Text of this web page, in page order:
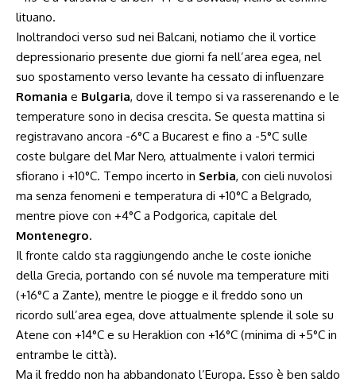
lituano.
Inoltrandoci verso sud nei Balcani, notiamo che il vortice
depressionario presente due giorni fa nell’area egea, nel
suo spostamento verso levante ha cessato di influenzare
Romania e Bulgaria, dove il tempo si va rasserenando e le
temperature sono in decisa crescita. Se questa mattina si
registravano ancora -6°C a Bucarest e fino a -5°C sulle
coste bulgare del Mar Nero, attualmente i valori termici
sfiorano i +10°C. Tempo incerto in Serbia, con cieli nuvolosi
ma senza fenomeni e temperatura di +10°C a Belgrado,
mentre piove con +4°C a Podgorica, capitale del
Montenegro.
Il fronte caldo sta raggiungendo anche le coste ioniche
della Grecia, portando con sé nuvole ma temperature miti
(+16°C a Zante), mentre le piogge e il freddo sono un
ricordo sull’area egea, dove attualmente splende il sole su
Atene con +14°C e su Heraklion con +16°C (minima di +5°C in
entrambe le città).
Ma il freddo non ha abbandonato l’Europa. Esso è ben saldo